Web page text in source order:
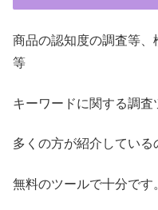
商品の認知度の調査等、
等
キーワードに関する調査
多くの方が紹介している
無料のツールで十分です